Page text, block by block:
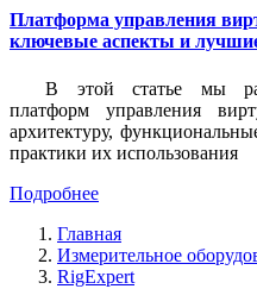
Платформа управления
ключевые аспекты и
В этой статье мы
платформ управления
архитектуру,
практики их использования
Подробнее
Главная
Измерительное
RigExpert